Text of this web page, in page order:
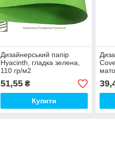
Дизайнерський папір
Hyacinth, гладка зелена,
110 гр/м2
51,55₴
Купити